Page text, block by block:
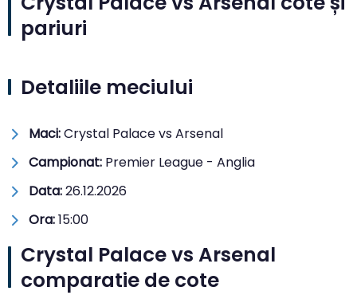
pariuri
Detaliile meciului
Maci:Crystal Palace vs Arsenal
Campionat: Premier League - Anglia
Data:26.12.2026
Ora:15:00
Crystal Palace vs Arsenal
comparatie de cote